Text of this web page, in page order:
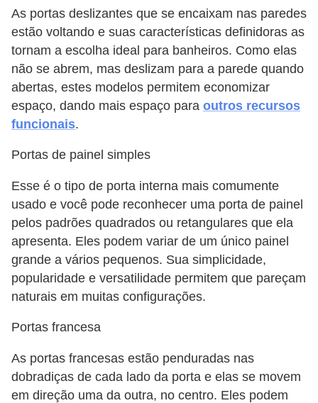
As portas deslizantes que se encaixam nas paredes
estão voltando e suas características definidoras as
tornam a escolha ideal para banheiros. Como elas
não se abrem, mas deslizam para a parede quando
abertas, estes modelos permitem economizar
espaço, dando mais espaço para outros recursos
funcionais.
Portas de painel simples
Esse é o tipo de porta interna mais comumente
usado e você pode reconhecer uma porta de painel
pelos padrões quadrados ou retangulares que ela
apresenta. Eles podem variar de um único painel
grande a vários pequenos. Sua simplicidade,
popularidade e versatilidade permitem que pareçam
naturais em muitas configurações.
Portas francesa
As portas francesas estão penduradas nas
dobradiças de cada lado da porta e elas se movem
em direção uma da outra, no centro. Eles podem